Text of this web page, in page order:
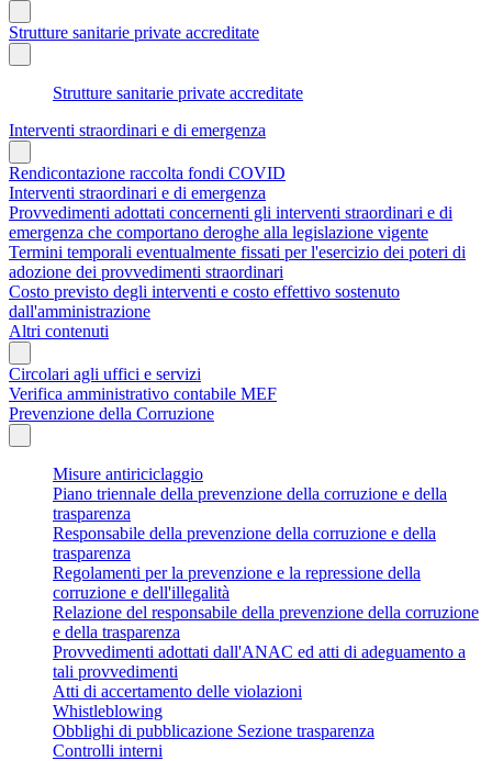
Strutture sanitarie private accreditate
Strutture sanitarie private accreditate
Interventi straordinari e di emergenza
Rendicontazione raccolta fondi COVID
Interventi straordinari e di emergenza
Provvedimenti adottati concernenti gli interventi straordinari e di
emergenza che comportano deroghe alla legislazione vigente
Termini temporali eventualmente fissati per l'esercizio dei poteri di
adozione dei provvedimenti straordinari
Costo previsto degli interventi e costo effettivo sostenuto
dall'amministrazione
Altri contenuti
Circolari agli uffici e servizi
Verifica amministrativo contabile MEF
Prevenzione della Corruzione
Misure antiriciclaggio
Piano triennale della prevenzione della corruzione e della
trasparenza
Responsabile della prevenzione della corruzione e della
trasparenza
Regolamenti per la prevenzione e la repressione della
corruzione e dell'illegalità
Relazione del responsabile della prevenzione della corruzione
e della trasparenza
Provvedimenti adottati dall'ANAC ed atti di adeguamento a
tali provvedimenti
Atti di accertamento delle violazioni
Whistleblowing
Obblighi di pubblicazione Sezione trasparenza
Controlli interni